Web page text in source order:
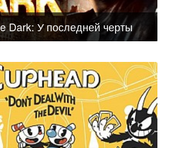
Dark: У последней черты